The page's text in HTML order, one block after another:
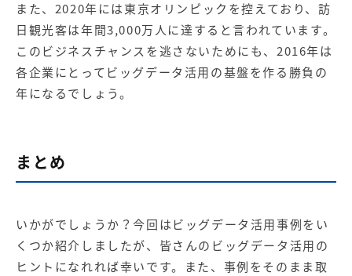
また、2020年には東京オリンピックを控えており、訪
日観光客は年間3,000万人に達すると言われています。
このビジネスチャンスを逃さないためにも、2016年は
各企業にとってビッグデータ活用の基盤を作る勝負の
年になるでしょう。
まとめ
いかがでしょうか？今回はビッグデータ活用事例をい
くつか紹介しましたが、皆さんのビッグデータ活用の
ヒントになれれば幸いです。また、事例をそのまま取